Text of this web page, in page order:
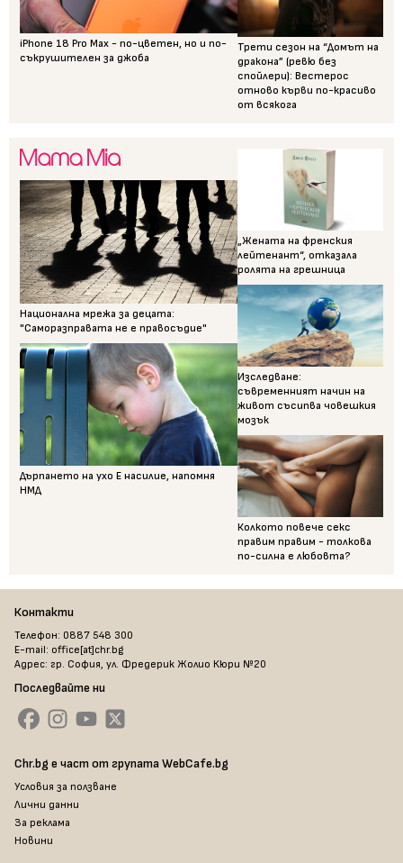
iPhone 18 Pro Max - по-цветен, но и по-
съкрушителен за джоба
Трети сезон на “Домът на
дракона” (ревю без
спойлери): Вестерос
отново кърви по-красиво
от всякога
Национална мрежа за децата:
"Саморазправата не е правосъдие"
Дърпането на ухо Е насилие, напомня
НМД
„Жената на френския
лейтенант“, отказала
ролята на грешница
Изследване:
съвременният начин на
живот съсипва човешкия
мозък
Колкото повече секс
правим правим - толкова
по-силна е любовта?
Контакти
Телефон: 0887 548 300
E-mail: office[at]chr.bg
Адрес: гр. София, ул. Фредерик Жолио Кюри №20
Последвайте ни
Chr.bg е част от групата WebCafe.bg
Условия за ползване
Лични данни
За реклама
Новини